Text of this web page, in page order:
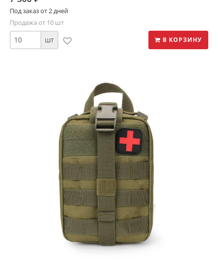
Под заказ от 2 дней
Продажа от 10 шт
шт В КОРЗИНУ